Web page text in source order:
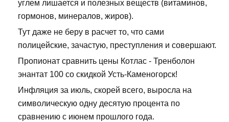
углем лишается и полезных веществ (витаминов,
гормонов, минералов, жиров).
Тут даже не беру в расчет то, что сами
полицейские, зачастую, преступления и совершают.
Пропионат сравнить цены Котлас - Тренболон
энантат 100 со скидкой Усть-Каменогорск!
Инфляция за июль, скорей всего, выросла на
символическую одну десятую процента по
сравнению с июнем прошлого года.